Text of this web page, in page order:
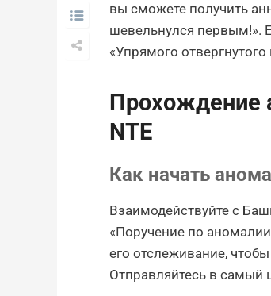
вы сможете получить
шевельнулся первым!».
«Упрямого
Прохождение
NTE
Как начать
Взаимодействуйте с
«Поручение по
его отслеживание,
Отправляйтесь в самый